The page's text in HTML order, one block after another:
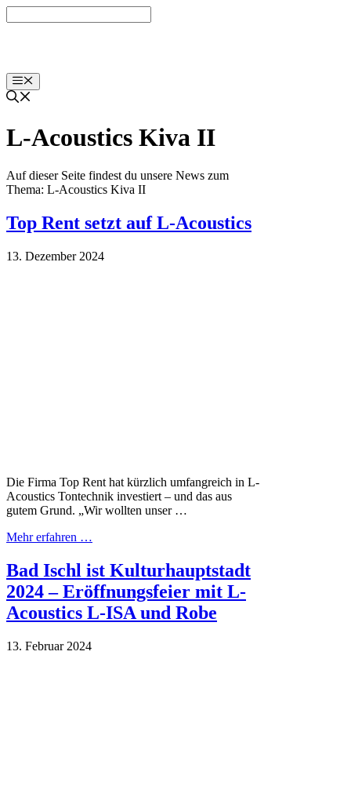
Inhalt
Menü
L-Acoustics Kiva II
Auf dieser Seite findest du unsere News zum
Thema: L-Acoustics Kiva II
Top Rent setzt auf L-Acoustics
13. Dezember 2024
Die Firma Top Rent hat kürzlich umfangreich in L-
Acoustics Tontechnik investiert – und das aus
gutem Grund. „Wir wollten unser …
Mehr erfahren …
Bad Ischl ist Kulturhauptstadt
2024 – Eröffnungsfeier mit L-
Acoustics L-ISA und Robe
13. Februar 2024